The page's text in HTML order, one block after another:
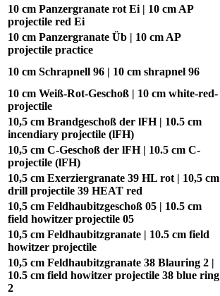
10 cm Panzergranate rot Ei | 10 cm AP
projectile red Ei
10 cm Panzergranate Üb | 10 cm AP
projectile practice
10 cm Schrapnell 96 | 10 cm shrapnel 96
10 cm Weiß-Rot-Geschoß | 10 cm white-red-
projectile
10,5 cm Brandgeschoß der lFH | 10.5 cm
incendiary projectile (lFH)
10,5 cm C-Geschoß der lFH | 10.5 cm C-
projectile (lFH)
10,5 cm Exerziergranate 39 HL rot | 10,5 cm
drill projectile 39 HEAT red
10,5 cm Feldhaubitzgeschoß 05 | 10.5 cm
field howitzer projectile 05
10,5 cm Feldhaubitzgranate | 10.5 cm field
howitzer projectile
10,5 cm Feldhaubitzgranate 38 Blauring 2 |
10.5 cm field howitzer projectile 38 blue ring
2